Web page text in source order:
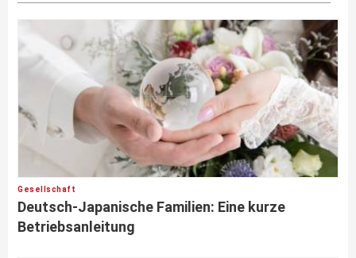
Gesellschaft
Deutsch-Japanische Familien: Eine kurze
Betriebsanleitung